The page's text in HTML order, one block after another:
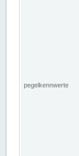
pegelkennwerte